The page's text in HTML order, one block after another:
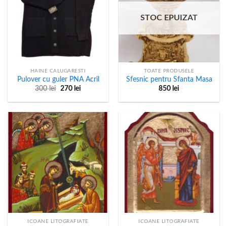
HAINE CALUGARESTI
Pulover cu guler PNA Acril
300lei
Prețul
a
300 lei.
270 leiPrețul
este:
STOC EPUIZAT
TOATE PRODUSELE
Sfesnic pentru Sfanta Masa
850 lei
ICOANE LITOGRAFIATE ICOANE LITOGRAFIATE